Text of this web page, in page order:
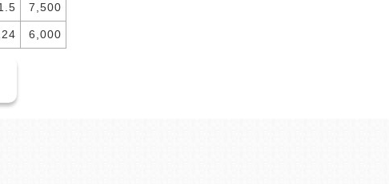
7,500
6,000